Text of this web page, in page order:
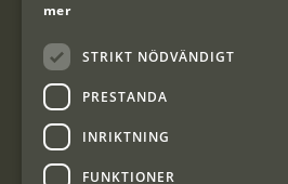
Kundklubb
Information om kundklubben.
mer
STRIKT NÖDVÄNDIGT
PRESTANDA
INRIKTNING
FUNKTIONER